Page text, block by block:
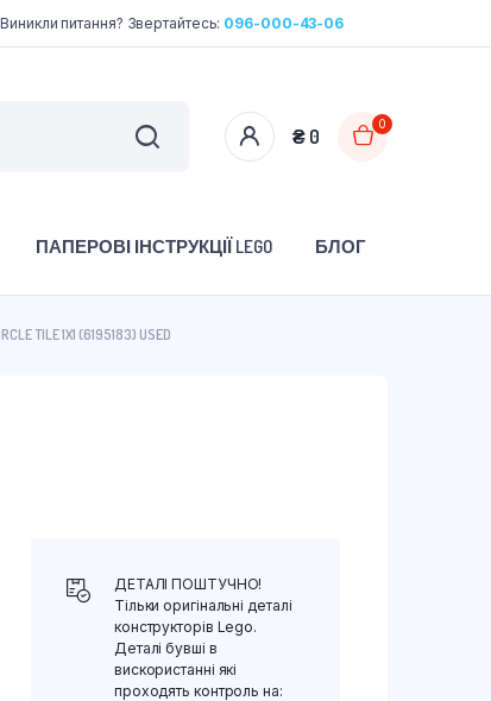
Виникли питання? Звертайтесь: 096-000-43-06
₴ 0
0
ПАПЕРОВІ ІНСТРУКЦІЇ LEGO БЛОГ
TILE 1X1 (6195183) USED
ДЕТАЛІ ПОШТУЧНО!
Тільки оригінальні деталі
конструкторів Lego.
Деталі бувші в
вискористанні які
проходять контроль на: